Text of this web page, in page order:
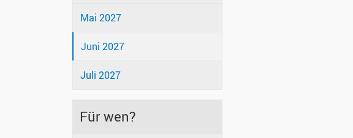
Mai 2027
Juni 2027
Juli 2027
Für wen?